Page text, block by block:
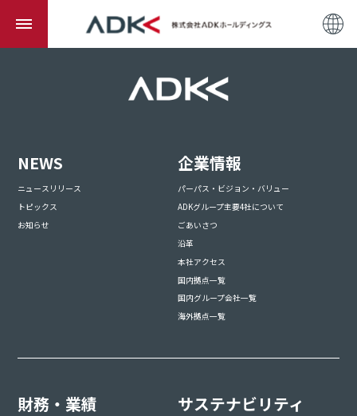
NEWS
ニュースリリース
トピックス
お知らせ
企業情報
パーパス・ビジョン・バリュー
ADKグループ主要4社について
ごあいさつ
沿革
本社アクセス
国内拠点一覧
国内グループ会社一覧
海外拠点一覧
財務・業績 サステナビリティ